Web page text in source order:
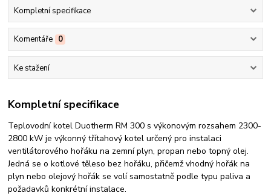
Kompletní specifikace
Komentáře 0
Ke stažení
Kompletní specifikace
Teplovodní kotel Duotherm RM 300 s výkonovým rozsahem 2300-
2800 kW je výkonný třítahový kotel určený pro instalaci
ventilátorového hořáku na zemní plyn, propan nebo topný olej.
Jedná se o kotlové těleso bez hořáku, přičemž vhodný hořák na
plyn nebo olejový hořák se volí samostatně podle typu paliva a
požadavků konkrétní instalace.